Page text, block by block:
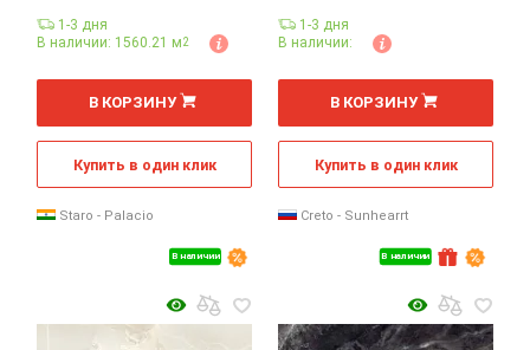
В наличии
1-3 дня
В наличии: 1560.21 м2
м
В КОРЗИНУ
Купить в один клик
Staro - Palacio
В наличии
1-3 дня
В наличии:
м
В КОРЗИНУ
Купить в один клик
Creto - Sunhearrt